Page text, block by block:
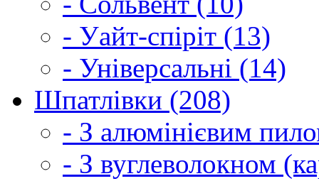
- Уайт-спіріт (13)
- Універсальні (14)
Шпатлівки (208)
- З алюмінієвим
- З вуглеволокном